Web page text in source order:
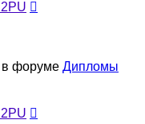
в форуме Дипломы